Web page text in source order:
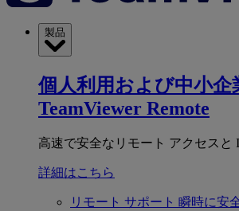
製品
個人利用および中小企
TeamViewer Remote
高速で安全なリモート アクセスと
詳細はこちら
リモート サポート 瞬時に安